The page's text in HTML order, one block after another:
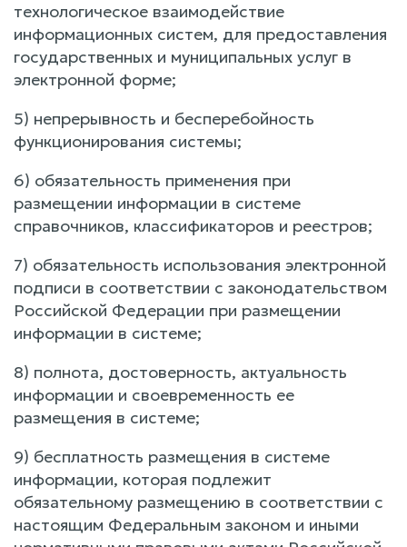
технологическое взаимодействие
информационных систем, для предоставления
государственных и муниципальных услуг в
электронной форме;
5) непрерывность и бесперебойность
функционирования системы;
6) обязательность применения при
размещении информации в системе
справочников, классификаторов и реестров;
7) обязательность использования электронной
подписи в соответствии с законодательством
Российской Федерации при размещении
информации в системе;
8) полнота, достоверность, актуальность
информации и своевременность ее
размещения в системе;
9) бесплатность размещения в системе
информации, которая подлежит
обязательному размещению в соответствии с
настоящим Федеральным законом и иными